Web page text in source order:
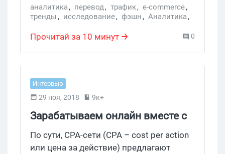
аналитика, перевод, трафик, e-commerce,
тренды, исследование, фэшн, Аналитика,
Прочитай за 10 минут 0
Интервью
29 ноя, 2018 9к+
Зарабатываем онлайн вместе с
CPA-сетями
По сути, CPA-сети (CPA – cost per action
или цена за действие) предлагают